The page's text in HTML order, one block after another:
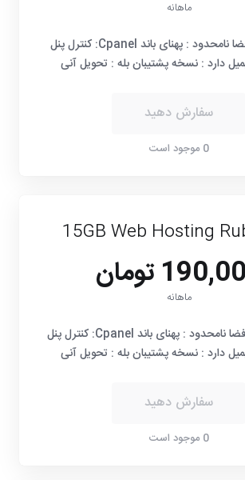
ماهانه
8 گیگابایت : فضا نامحدود : پهنای باند Cpanel: کنترل پنل
دارد : نسخه پشتیبان بله : تحویل آنی
سفارش دهید
0 موجود است
15GB Web Hosting
تومان
ماهانه
15 گیگابایت : فضا نامحدود : پهنای باند Cpanel: کنترل پنل
دارد : نسخه پشتیبان بله : تحویل آنی
سفارش دهید
0 موجود است